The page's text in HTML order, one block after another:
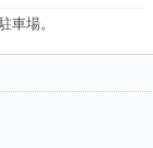
車場。